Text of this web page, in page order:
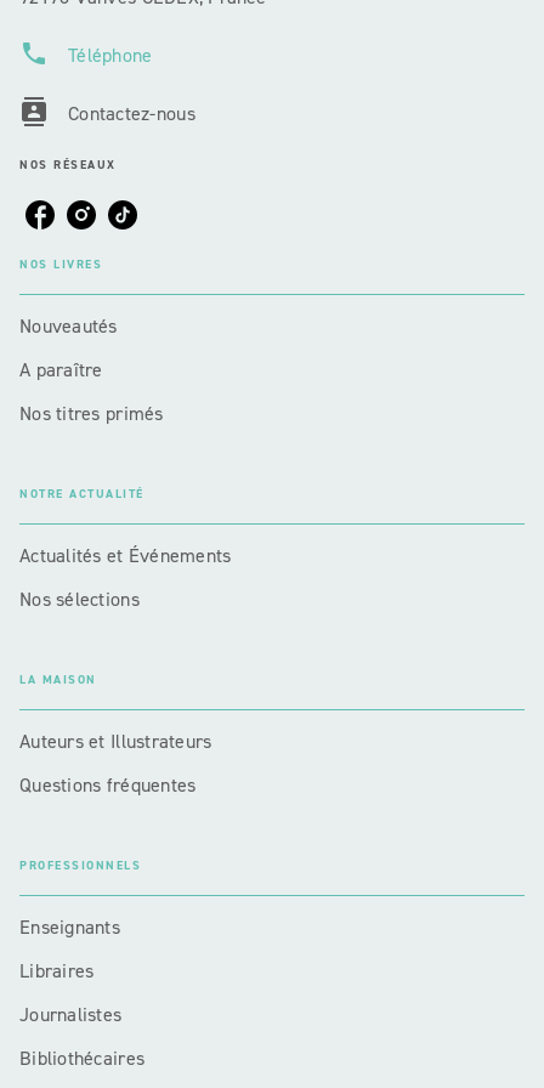
phone Téléphone
contacts Contactez-nous
NOS RÉSEAUX
NOS LIVRES
Nouveautés
A paraître
Nos titres primés
NOTRE ACTUALITÉ
Actualités et Événements
Nos sélections
LA MAISON
Auteurs et Illustrateurs
Questions fréquentes
PROFESSIONNELS
Enseignants
Libraires
Journalistes
Bibliothécaires